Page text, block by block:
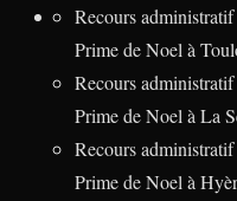
Recours
Prime de Noel à
Recours
Prime de Noel à La
Recours
Prime de Noel à